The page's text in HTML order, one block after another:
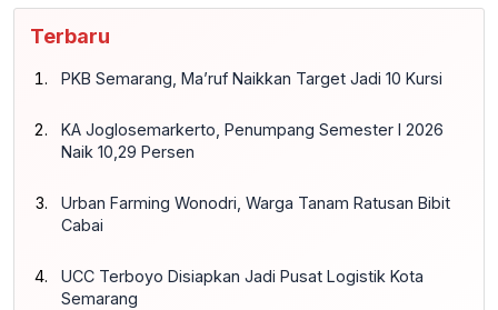
Terbaru
PKB Semarang, Ma’ruf Naikkan Target Jadi 10 Kursi
KA Joglosemarkerto, Penumpang Semester I 2026
Naik 10,29 Persen
Urban Farming Wonodri, Warga Tanam Ratusan Bibit
Cabai
UCC Terboyo Disiapkan Jadi Pusat Logistik Kota
Semarang